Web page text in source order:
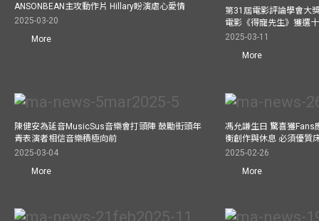
ANSONBEAN主攻動作片 Hillary盼演虐心愛情
2025-03-20
More
第31屆電影評論學會大
電影《得寵先生》獲選
2025-03-11
More
陳健安為延音MusicSus音樂會打頭陣 鼓勵街頭年
青表演者相信音樂積極向前
2025-03-04
More
馮允謙生日 驚喜獲Fans
衡創作與休息 必須優質
2025-02-26
More